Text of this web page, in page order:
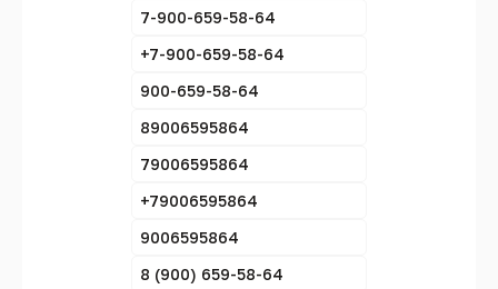
7-900-659-58-64
+7-900-659-58-64
900-659-58-64
89006595864
79006595864
+79006595864
9006595864
8 (900) 659-58-64